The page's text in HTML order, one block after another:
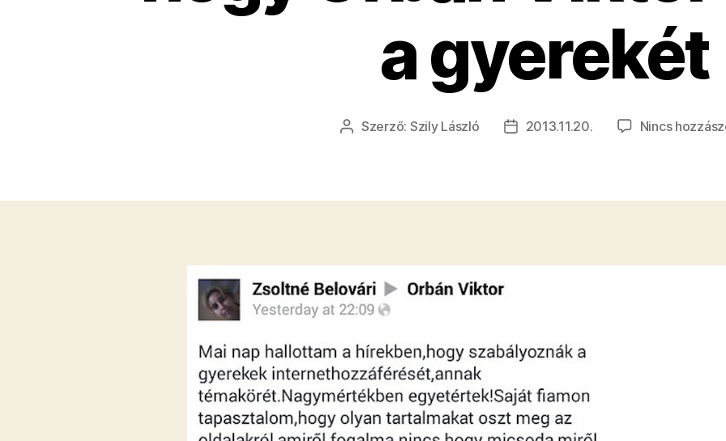
a gyerekét
Bejegyzés
Szerző: Szily László
Bejegyzés
2013.11.20. Nincs